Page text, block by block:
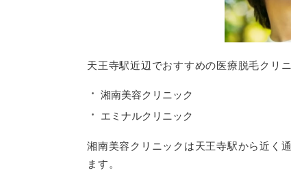
天王寺駅近辺でおすすめの医療脱毛クリ
湘南美容クリニック
エミナルクリニック
湘南美容クリニックは天王寺駅から近く
ます。